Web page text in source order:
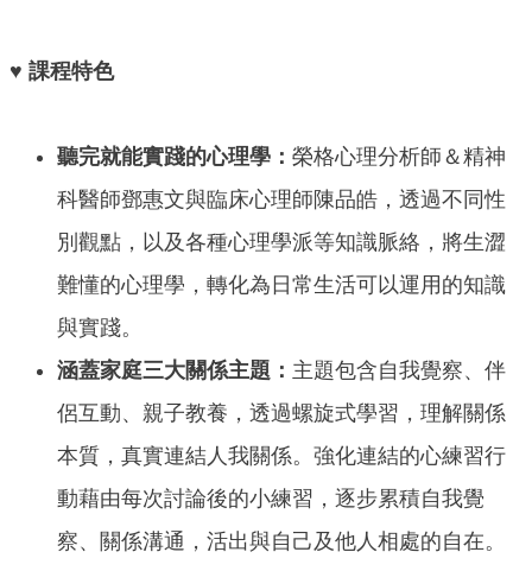
♥ 課程特色
聽完就能實踐的心理學： 榮格心理分析師＆精神
科醫師鄧惠文與臨床心理師陳品皓，透過不同性
別觀點，以及各種心理學派等知識脈絡，將生澀
難懂的心理學，轉化為日常生活可以運用的知識
與實踐。
涵蓋家庭三大關係主題： 主題包含自我覺察、伴
侶互動、親子教養，透過螺旋式學習，理解關係
本質，真實連結人我關係。強化連結的心練習行
動藉由每次討論後的小練習，逐步累積自我覺
察、關係溝通，活出與自己及他人相處的自在。